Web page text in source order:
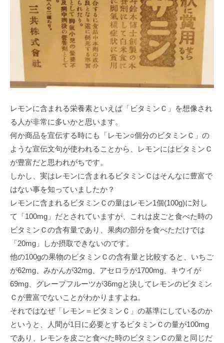
レモンに含まれる栄養素といえば「ビタミンＣ」を想像され
る人が非常に多いかと思います。
何か商品を宣伝する時にも「レモン○個分のビタミンＣ」の
ような宣伝文句が使われることから、レモンにはビタミンＣ
が豊富だと思われがちです。
しかし、実はレモンに含まれるビタミンＣはそんなに豊富で
はない事を知っていましたか？
レモンに含まれるビタミンＣの量はレモン1個(100g)に対し
て「100mg」だとされていますが、これは皮ごと食べた時の
ビタミンＣの含有量であり、果肉の部分を食べただけでは
「20mg」しか摂取できないのです。
他の100gの果物のビタミンＣの含有量と比較すると、いちご
が62mg、みかんが32mg、アセロラが1700mg、キウイが
69mg、グレープフルーツが36mgと決してレモンのビタミン
Ｃが豊富でないことがわかりますよね。
それではなぜ「レモン＝ビタミンＣ」の基準にしているのか
というと、人間が1日に必要とするビタミンＣの量が100mg
であり、レモンを皮ごと食べた時のビタミンＣの量と同じだ